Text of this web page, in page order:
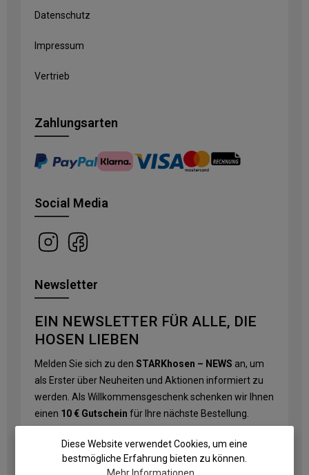
Datenschutz
Impressum
Vertrieb
Zahlungsarten
Social Media
Newsletter
EIN NEWSLETTER FÜR ALLE, DIE
HOSEN LIEBEN
Melden Sie sich zu den STARKhosen – NEWS an, um
als Erster über Neuheiten und Aktionen informiert zu
werden. Als Willkommensgeschenk schenken wir Ihnen
einen 10 € Gutschein für Ihre nächste Bestellung.
E-Mail-Adresse*
Diese Website verwendet Cookies, um eine
bestmögliche Erfahrung bieten zu können.